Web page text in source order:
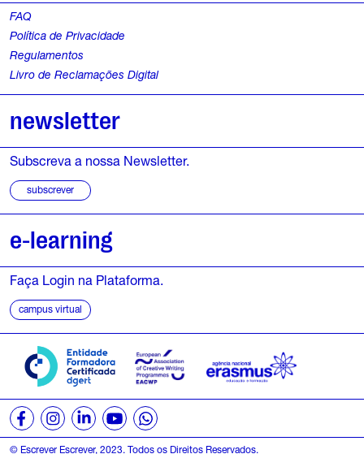
FAQ
Política de Privacidade
Regulamentos
Livro de Reclamações Digital
newsletter
Subscreva a nossa Newsletter.
subscrever
e-learning
Faça Login na Plataforma.
campus virtual
© Escrever Escrever, 2023. Todos os Direitos Reservados.